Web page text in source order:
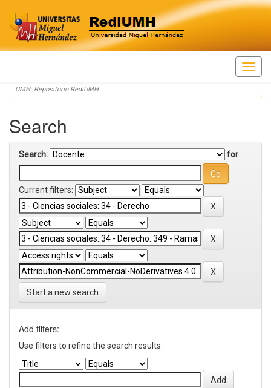
Skip
navigation
UMH: Repositorio RediUMH
Search
Search: for
Current filters:
Start a new search
Add filters:
Use filters to refine the search results.